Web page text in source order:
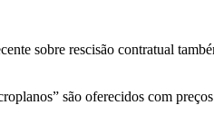
sobre rescisão contratual
são oferecidos com